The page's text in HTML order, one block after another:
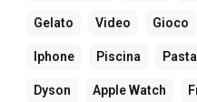
Gelato Video Gioco
Iphone Piscina Pasta
Dyson Apple Watch